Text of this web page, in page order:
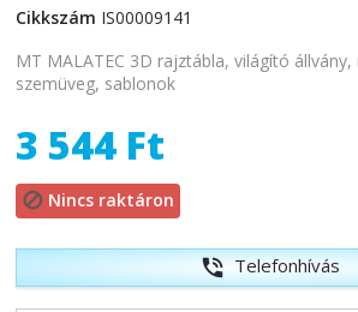
Cikkszám IS00009141
MT MALATEC 3D rajztábla, világító
szemüveg, sablonok
3 544 Ft
 Nincs raktáron
phone_in_talk Telefonhívás